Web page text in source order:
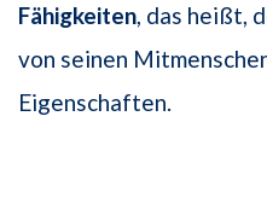
Fähigkeiten, das heißt,
von seinen
Eigenschaften.